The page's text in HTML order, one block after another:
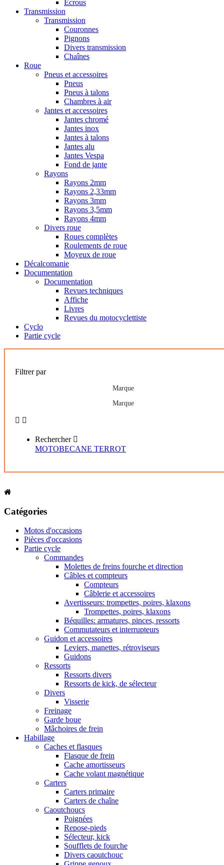
Ecrous
Transmission
Transmission
Couronnes
Pignons
Divers transmission
Chaînes
Roue
Pneus et accessoires
Pneus
Pneus à talons
Chambres à air
Jantes et accessoires
Jantes chromé
Jantes inox
Jantes à talons
Jantes alu
Jantes Vespa
Fond de jante
Rayons
Rayons 2mm
Rayons 2,33mm
Rayons 3mm
Rayons 3,5mm
Rayons 4mm
Divers roue
Roues complètes
Roulements de roue
Moyeux de roue
Décalcomanie
Documentation
Documentation
Revues techniques
Affiche
Livres
Revues du motocyclettiste
Cyclo
Partie cycle
Filtrer par
Marque
Marque
 
Rechercher 
MOTOBECANE TERROT
Catégories
Motos d'occasions
Pièces d'occasions
Partie cycle
Commandes
Molettes de freins fourche et direction
Câbles et compteurs
Compteurs
Câblerie et accessoires
Avertisseurs: trompettes, poires, klaxons
Trompettes, poires, klaxons
Béquilles: armatures, pinces, ressorts
Commutateurs et interrupteurs
Guidon et accessoires
Leviers, manettes, rétroviseurs
Guidons
Ressorts
Ressorts divers
Ressorts de kick, de sélecteur
Divers
Visserie
Freinage
Garde boue
Mâchoires de frein
Habillage
Caches et flasques
Flasque de frein
Cache amortisseurs
Cache volant magnétique
Carters
Carters primaire
Carters de chaîne
Caoutchoucs
Poignées
Repose-pieds
Sélecteur, kick
Soufflets de fourche
Divers caoutchouc